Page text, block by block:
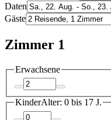
Daten
Gäste
Zimmer 1
Erwachsene
KinderAlter: 0 bis 17 J.